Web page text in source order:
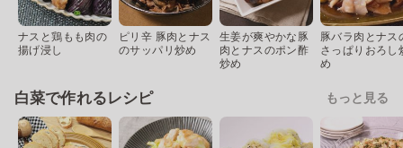
ナスと鶏もも肉の
揚げ浸し
ピリ辛 豚肉とナス
のサッパリ炒め
生姜が爽やかな豚
肉とナスのポン酢
炒め
豚バラ肉とナス
さっぱりおろし
め
白菜で作れるレシピ もっと見る